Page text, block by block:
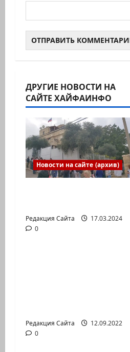
ДРУГИЕ НОВОСТИ НА
САЙТЕ ХАЙФАИНФО
Новости на сайте (архив)
Редакция Сайта
17.03.2024
0Новости на сайте (архив)
Редакция Сайта
12.09.2022
0Новости на сайте (архив)